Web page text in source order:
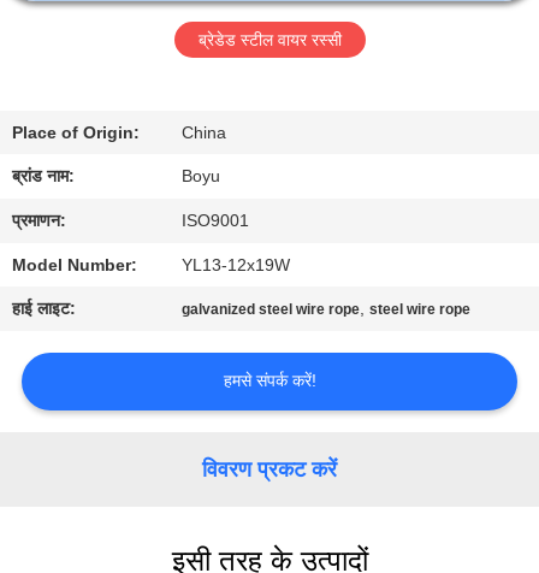
गुणवत्ता
नियंत्रण
संपर्क
समाचार
ब्रेडेड स्टील वायर रस्सी
Place of Origin: China
ब्रांड नाम: Boyu
प्रमाणन: ISO9001
Model Number: YL13-12x19W
हाई लाइट: galvanized steel wire rope,steel wire rope
हमसे संपर्क करें!
विवरण प्रकट करें
इसी तरह के उत्पादों